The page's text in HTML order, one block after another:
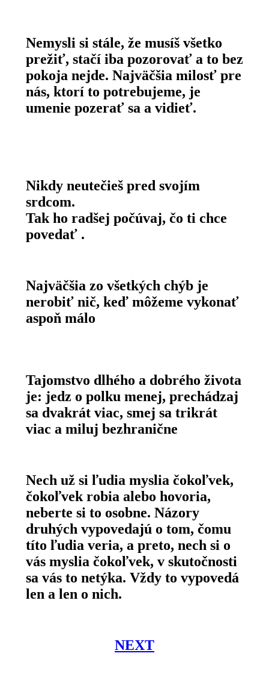
Nemysli si stále, že musíš všetko
prežiť, stačí iba pozorovať a to bez
pokoja nejde. Najväčšia milosť pre
nás, ktorí to potrebujeme, je
umenie pozerať sa a vidieť.
Nikdy neutečieš pred svojím
srdcom.
Tak ho radšej počúvaj, čo ti chce
povedať .
Najväčšia zo všetkých chýb je
nerobiť nič, keď môžeme vykonať
aspoň málo
Tajomstvo dlhého a dobrého života
je: jedz o polku menej, prechádzaj
sa dvakrát viac, smej sa trikrát
viac a miluj bezhranične
Nech už si ľudia myslia čokoľvek,
čokoľvek robia alebo hovoria,
neberte si to osobne. Názory
druhých vypovedajú o tom, čomu
títo ľudia veria, a preto, nech si o
vás myslia čokoľvek, v skutočnosti
sa vás to netýka. Vždy to vypovedá
len a len o nich.
NEXT